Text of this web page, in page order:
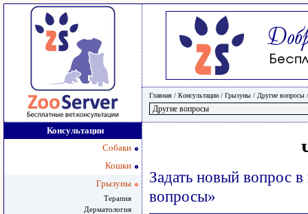
Главная / Консультации / Грызуны / Другие вопросы
Консультации
Собаки
Кошки
Грызуны
Терапия
Дерматология
Задать новый вопрос
вопросы»